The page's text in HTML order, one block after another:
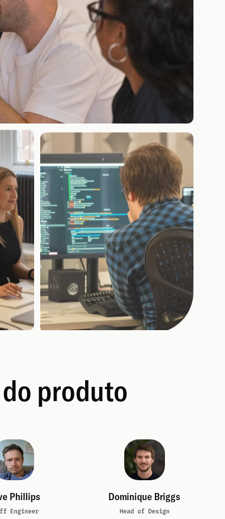
produto
Phillips
Engineer
Dominique Briggs
Head of Design